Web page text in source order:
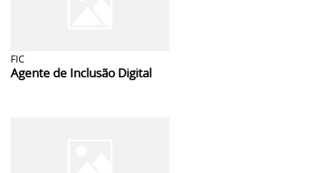
FIC
Agente de Inclusão Digital